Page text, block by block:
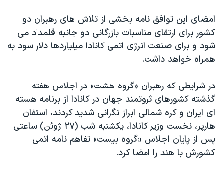
فرهنگ و زندگی
حقوق شهروندی
اقتصادی
علم و فناوری
اسرائیل در جنگ
گالری عکس
آرشیو پخش زنده
مستندها
انتخابات ریاست جمهوری آمریکا ۲۰۲۴
حمله جمهوری اسلامی به اسرائیل
رمز مهسا
ورزش زنان در ایران
اعتراضات زن، زندگی، آزادی
مجموعه مستندهای دادخواهی
تریبونال مردمی آبان ۹۸
دنبال کنید
زبانهای مختلف
امضای این توافق نامه بخشی از تلاش های رهبران دو
کشور برای ارتقای مناسبات بازرگانی دو جانبه قلمداد می
شود و برای صنعت انرژی اتمی کانادا میلیاردها دلار سود به
همراه خواهد داشت.
در شرایطی که رهبران «گروه هشت» در اجلاس هفته
گذشته کشورهای ثروتمند جهان در کانادا از برنامه هسته
ای ایران و کره شمالی ابراز نگرانی شدید کردند، استفان
هارپر، نخست وزیر کانادا، یکشنبه شب (٢٧ ژوئن) ساعتی
پس از پایان اجلاس «گروه بیست» تفاهم نامه اتمی
کشورش با هند را امضا کرد.